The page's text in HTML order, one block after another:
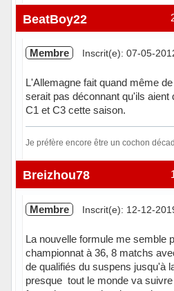
Hors ligne
BeatBoy22
Membre Inscrit(e): 07-05-
L'Allemagne fait quand même
serait pas déconnant qu'ils aient
C1 et C3 cette saison.
Je préfère encore être un cochon
Hors ligne
Breizhou78
Membre Inscrit(e): 12-12-
La nouvelle formule me semble
championnat à 36, 8 matchs
de qualifiés du suspens jusqu'à
presque tout le monde va